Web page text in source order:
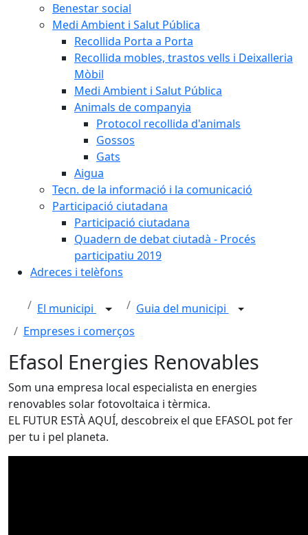
Benestar social
Medi Ambient i Salut Pública
Recollida Porta a Porta
Recollida mobles, trastos vells i Deixalleria
Mòbil
Medi Ambient i Salut Pública
Animals de companyia
Protocol recollida d'animals
Gossos
Gats
Aigua
Tecn. de la informació i la comunicació
Participació ciutadana
Participació ciutadana
Quadern de debat ciutadà - Procés
participatiu 2019
Adreces i telèfons
El municipi
Guia del municipi
Empreses i comerços
Efasol Energies Renovables
Som una empresa local especialista en energies
renovables solar fotovoltaica i tèrmica.
EL FUTUR ESTÀ AQUÍ, descobreix el que EFASOL pot fer
per tu i pel planeta.